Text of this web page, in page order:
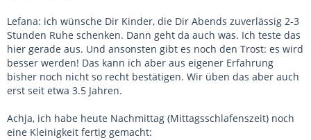
Lefana: ich wünsche Dir Kinder, die Dir Abends zuverlässig 2-3
Stunden Ruhe schenken. Dann geht da auch was. Ich teste das
hier gerade aus. Und ansonsten gibt es noch den Trost: es wird
besser werden! Das kann ich aber aus eigener Erfahrung
bisher noch nicht so recht bestätigen. Wir üben das aber auch
erst seit etwa 3.5 Jahren.
Achja, ich habe heute Nachmittag (Mittagsschlafenszeit) noch
eine Kleinigkeit fertig gemacht: